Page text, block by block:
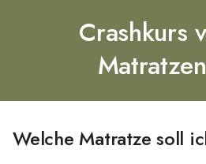
Crashkurs
Welche Matratze soll